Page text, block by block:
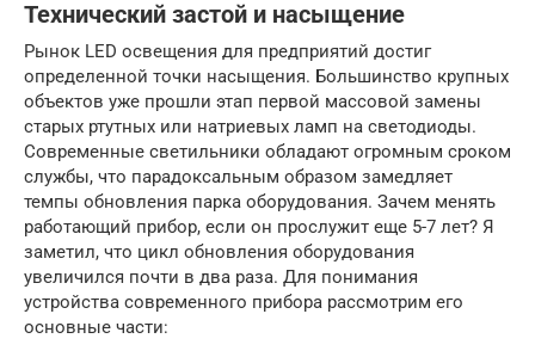
Технический застой и насыщение
Рынок LED освещения для предприятий достиг
определенной точки насыщения. Большинство крупных
объектов уже прошли этап первой массовой замены
старых ртутных или натриевых ламп на светодиоды.
Современные светильники обладают огромным сроком
службы, что парадоксальным образом замедляет
темпы обновления парка оборудования. Зачем менять
работающий прибор, если он прослужит еще 5-7 лет? Я
заметил, что цикл обновления оборудования
увеличился почти в два раза. Для понимания
устройства современного прибора рассмотрим его
основные части: